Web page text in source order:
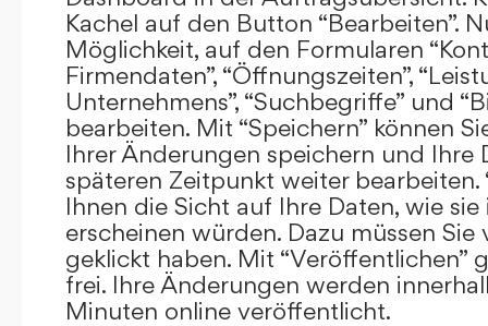
Kachel auf den Button “Bearbeiten”.
Möglichkeit, auf den Formularen
Firmendaten”, “Öffnungszeiten”,
Unternehmens”, “Suchbegriffe” und
bearbeiten. Mit “Speichern” können
Ihrer Änderungen speichern und Ihre
späteren Zeitpunkt weiter bearbeiten.
Ihnen die Sicht auf Ihre Daten, wie
erscheinen würden. Dazu müssen Sie
geklickt haben. Mit “Veröffentlichen”
frei. Ihre Änderungen werden
Minuten online veröffentlicht.